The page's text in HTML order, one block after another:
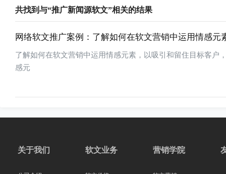
共找到与“推广新闻源软文”相关的结果
网络软文推广案例：了解如何在软文营销中运用情感元
了解如何在软文营销中运用情感元素，以吸引和留住目标客户
感元
关于我们 软文业务 营销学院